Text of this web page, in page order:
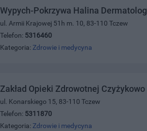
Wypych-Pokrzywa Halina Dermatolog
ul. Armii Krajowej 51h m. 10, 83-110 Tczew
Telefon: 5316460
Kategoria: Zdrowie i medycyna
Zakład Opieki Zdrowotnej Czyżykowo
ul. Konarskiego 15, 83-110 Tczew
Telefon: 5311870
Kategoria: Zdrowie i medycyna